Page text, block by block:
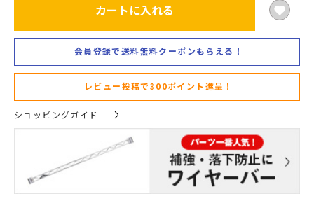
カートに入れる
会員登録で送料無料クーポンもらえる！
レビュー投稿で300ポイント進呈！
ショッピングガイド